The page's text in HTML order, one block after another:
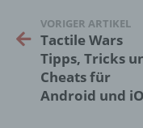
VORIGER ARTIKEL
Tactile Wars
Tipps, Tricks
Cheats für
Android und
die sich auf
zu
bezüglich
Lage,
Interessen,